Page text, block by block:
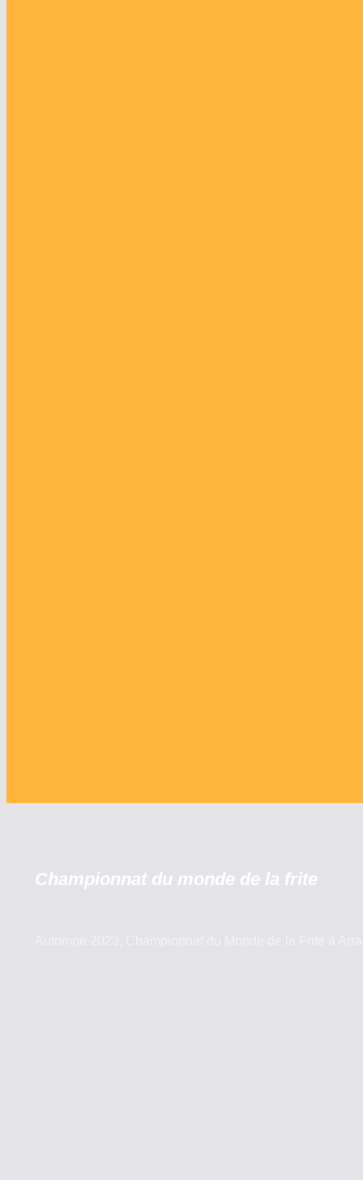
Championnat du monde de la frite